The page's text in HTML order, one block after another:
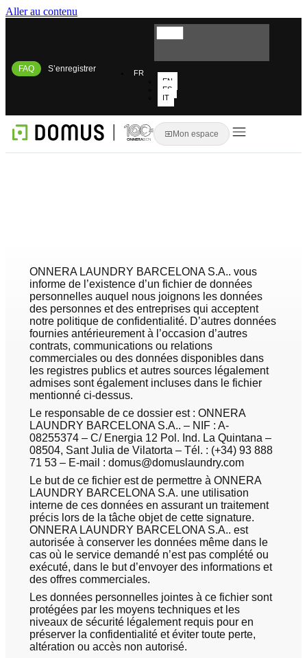
Aller au contenu
FAQ S’enregistrer
FR
EN
ES
IT
Mon espace
ONNERA LAUNDRY BARCELONA S.A.. vous
informe de l’existence d’un fichier de données
personnelles auquel nous joignons les données
des personnes et des entreprises qui acceptent
notre politique de confidentialité. D’autres données
fournies antérieurement à l’occasion d’autres
contrats, communications ou relations
commerciales ou des données disponibles dans
les registres publics et autres sources légalement
admises sont également incluses dans le fichier
mentionné ci-dessus.
Le responsable de ce dossier est : ONNERA
LAUNDRY BARCELONA S.A.. – NIF : A-
08255374 – C/ Energia 12 Pol. Ind. La Quintana –
08504, Sant Julia de Vilatorta – Tél. : (+34) 93 888
71 53 – E-mail : domus@domuslaundry.com
Le but de ce fichier est de permettre à ONNERA
LAUNDRY BARCELONA S.A. une utilisation
interne de ces données en assurant un traitement
précis lors de la tâche objet de cette signature.
ONNERA LAUNDRY BARCELONA S.A.. est
autorisée à conserver les données même dans le
cas où le service demandé n’est pas complété ou
exécuté, dans le but d’envoyer des informations et
des offres commerciales.
Les données personnelles jointes à ce fichier sont
protégées par les moyens techniques et les
niveaux de sécurité légalement requis pour en
préserver la confidentialité et éviter toute perte,
altération ou accès non autorisé.